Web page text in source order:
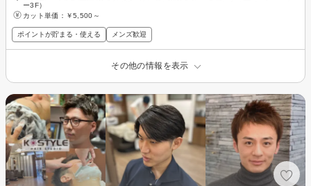
ー3F）
カット単価： ￥5,500～
ポイントが貯まる・使える メンズ歓迎
その他の情報を表示